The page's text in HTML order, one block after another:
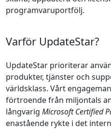
programvaruportfölj.
Varför UpdateStar?
UpdateStar prioriterar
produkter, tjänster och
världsklass. Vårt
förtroende från miljontals
långvarig Microsoft Certified
enastående rykte i det